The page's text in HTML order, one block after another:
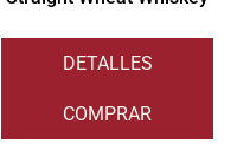
DETALLES
COMPRAR